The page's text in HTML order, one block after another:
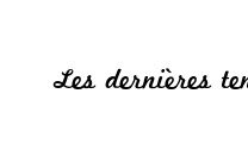
Les dernières